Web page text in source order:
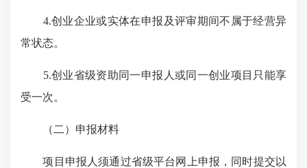
4.创业企业或实体在申报及评审期间不属于经营异
常状态。
5.创业省级资助同一申报人或同一创业项目只能享
受一次。
（二）申报材料
项目申报人须通过省级平台网上申报，同时提交以